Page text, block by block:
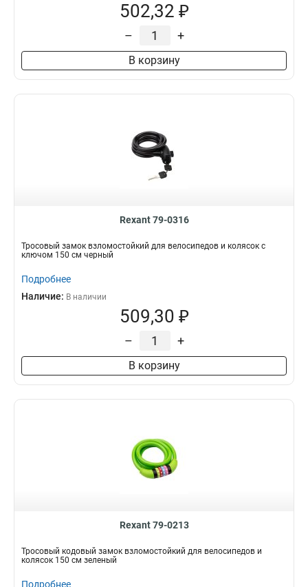
502,32 ₽
– +
В корзину
Rexant 79-0316
Тросовый замок взломостойкий для велосипедов и колясок с
ключом 150 см черный
Подробнее
Наличие: В наличии
509,30 ₽
– +
В корзину
Rexant 79-0213
Тросовый кодовый замок взломостойкий для велосипедов и
колясок 150 см зеленый
Подробнее